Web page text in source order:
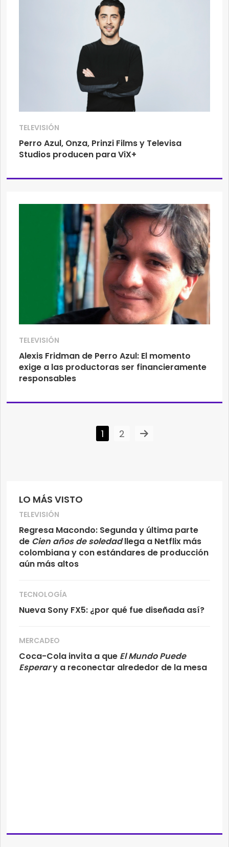
LO MÁS VISTO
TELEVISIÓN
Regresa Macondo: Segunda y última parte
de Cien años de soledadllega a Netflix más
colombiana y con estándares de producción
aún más altos
TECNOLOGÍA
Nueva Sony FX5: ¿por qué fue diseñada así?
MERCADEO
Coca-Cola invita a que El Mundo Puede
Esperary a reconectar alrededor de la mesa
TELEVISIÓN
Perro Azul, Onza, Prinzi Films y Televisa
Studios producen para ViX+
TELEVISIÓN
Alexis Fridman de Perro Azul: El momento
exige a las productoras ser financieramente
responsables
1 2